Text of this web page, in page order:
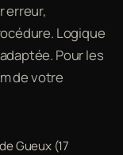
erreur,
Logique
Pour les
de votre
Gueux (17